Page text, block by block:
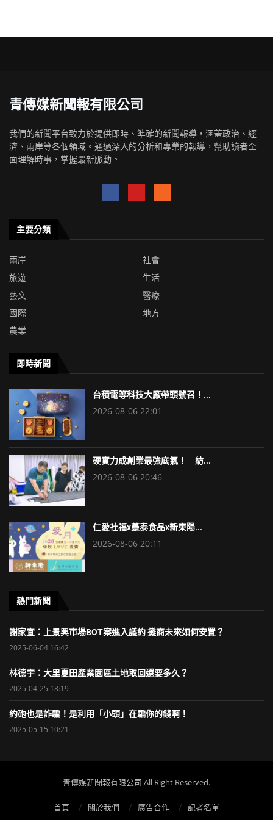
青傳媒新聞報有限公司
我們的新聞平台致力於提供即時、準確的新聞報導，涵蓋政治、經
濟、兩岸等各個領域。通過深入的分析和專業的報導，幫助讀者全
面理解時事，掌握最新脈動。
主要分類
兩岸
社會
旅遊
生活
藝文
醫療
國際
地方
農業
即時新聞
台積電等科技大廠帶頭號召！...
2026-08-06 22:01
硬實力成創業最強底氣！ 紡...
2026-08-06 20:46
仁愛社福x躉泰食品x新東陽...
2026-08-06 20:11
熱門新聞
謝家宜：上景興市場BOT案進入議約 攤商未來如何安置？
2025-06-04 16:42
林德宇：大里夏田產業園區土地取回還要多久？
2025-04-25 18:19
約砲也是詐騙！是利用「小頭」在騙你的錢啊！
2025-05-15 10:21
青傳媒新聞報有限公司 All Right Reserved.
首頁 關於我們 廣告合作 記者名單